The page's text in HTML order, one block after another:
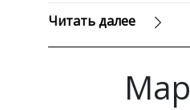
Читать далее
Мар